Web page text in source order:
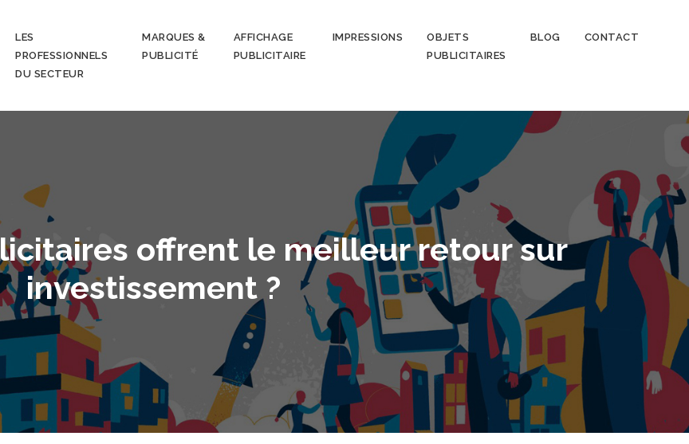
LES
PROFESSIONNELS
DU SECTEUR
MARQUES &
PUBLICITÉ
AFFICHAGE
PUBLICITAIRE
IMPRESSIONS
OBJETS
PUBLICITAIRES
BLOG CONTACT
offrent le meilleur retour sur
investissement ?